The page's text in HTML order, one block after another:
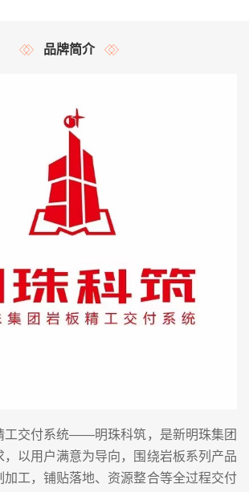
品牌简介
工交付系统——明珠科筑，是新明珠集团
，以用户满意为导向，围绕岩板系列产品
加工，铺贴落地、资源整合等全过程交付